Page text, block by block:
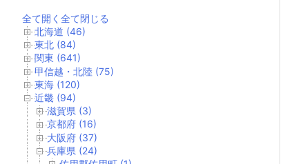
全て開く 全て閉じる
北海道 (46)
東北 (84)
関東 (641)
甲信越・北陸 (75)
東海 (120)
近畿 (94)
滋賀県 (3)
京都府 (16)
大阪府 (37)
兵庫県 (24)